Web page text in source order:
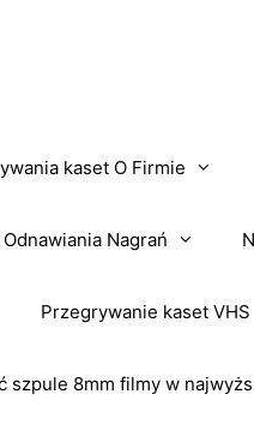
kaset O Firmie
Nagrań
Przegrywanie kaset VHS
szpule 8mm filmy w